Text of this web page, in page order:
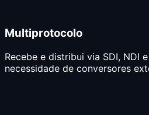
Multiprotocolo
Recebe e distribui via SDI, NDI
necessidade de conversores